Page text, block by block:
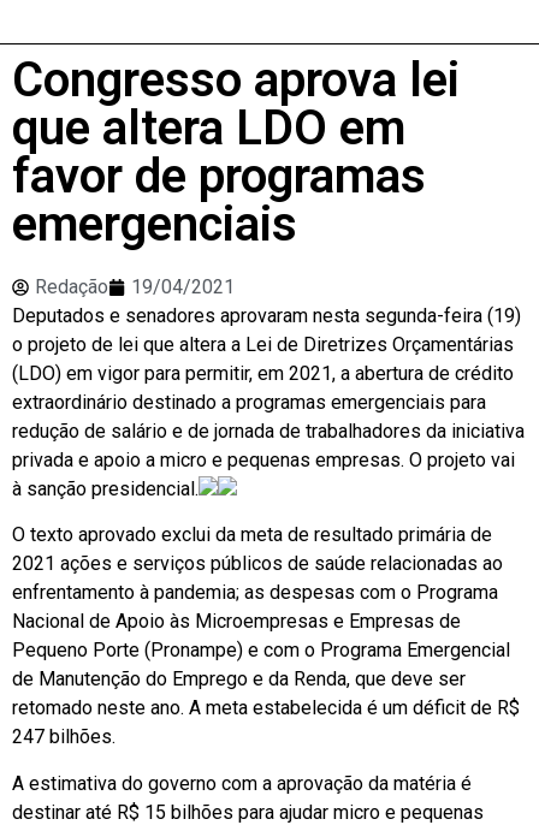
Congresso aprova lei
que altera LDO em
favor de programas
emergenciais
Redação
19/04/2021
Deputados e senadores aprovaram nesta segunda-feira (19)
o projeto de lei que altera a Lei de Diretrizes Orçamentárias
(LDO) em vigor para permitir, em 2021, a abertura de crédito
extraordinário destinado a programas emergenciais para
redução de salário e de jornada de trabalhadores da iniciativa
privada e apoio a micro e pequenas empresas. O projeto vai
à sanção presidencial.
O texto aprovado exclui da meta de resultado primária de
2021 ações e serviços públicos de saúde relacionadas ao
enfrentamento à pandemia; as despesas com o Programa
Nacional de Apoio às Microempresas e Empresas de
Pequeno Porte (Pronampe) e com o Programa Emergencial
de Manutenção do Emprego e da Renda, que deve ser
retomado neste ano. A meta estabelecida é um déficit de R$
247 bilhões.
A estimativa do governo com a aprovação da matéria é
destinar até R$ 15 bilhões para ajudar micro e pequenas